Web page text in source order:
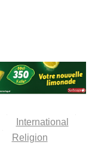
International
Religion